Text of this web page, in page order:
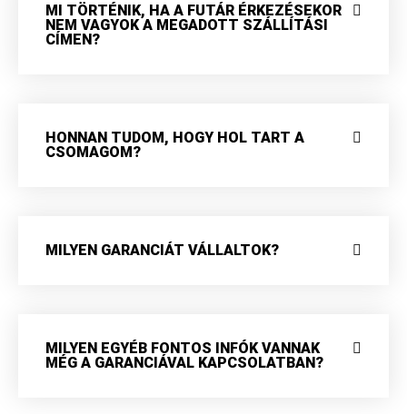
MI TÖRTÉNIK, HA A FUTÁR ÉRKEZÉSEKOR
NEM VAGYOK A MEGADOTT SZÁLLÍTÁSI
CÍMEN?
HONNAN TUDOM, HOGY HOL TART A
CSOMAGOM?
MILYEN GARANCIÁT VÁLLALTOK?
MILYEN EGYÉB FONTOS INFÓK VANNAK
MÉG A GARANCIÁVAL KAPCSOLATBAN?